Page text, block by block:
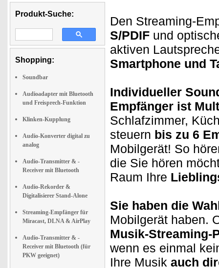
Produkt-Suche:
Shopping:
Soundbar
Audioadapter mit Bluetooth
und Freisprech-Funktion
Klinken-Kupplung
Audio-Konverter digital zu
analog
Audio-Transmitter & -
Receiver mit Bluetooth
Audio-Rekorder &
Digitalisierer Stand-Alone
Streaming-Empfänger für
Miracast, DLNA & AirPlay
Audio-Transmitter & -
Receiver mit Bluetooth (für
PKW geeignet)
Den Streaming-
S/PDIF und
aktiven
Smartphone und
Individueller
Empfänger ist
Schlafzimmer,
steuern bis zu 6
Mobilgerät! So
die Sie hören
Raum Ihre
Sie haben die
Mobilgerät haben.
Musik-Streaming-
wenn es einmal
Ihre Musik auch